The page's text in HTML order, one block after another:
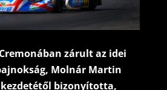
zárult az idei
Molnár Martin
kezdetétől bizonyította,